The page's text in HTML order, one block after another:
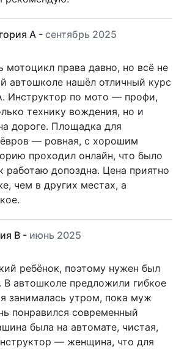
A - сентябрь 2025
мотоцикл права давно, но всё не
автошколе нашёл отличный курс
Инструктор по мото — профи,
технику вождения, но и
дороге. Площадка для
— ровная, с хорошим
проходил онлайн, что было
работаю допоздна. Цена приятно
чем в других местах, а
B - июнь 2025
ребёнок, поэтому нужен был
В автошколе предложили гибкое
занималась утром, пока муж
понравился современный
была на автомате, чистая,
— женщина, что для